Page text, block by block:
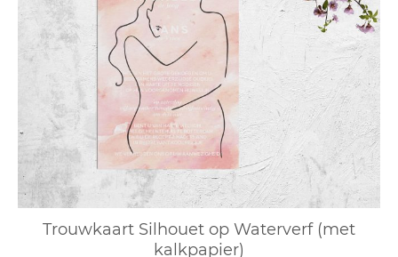
Trouwkaart Silhouet op Waterverf (met
kalkpapier)